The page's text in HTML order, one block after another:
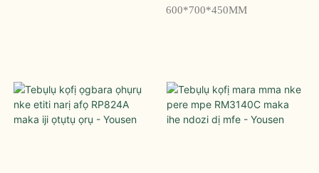
Okomoko - Yousen
600*700*450MM